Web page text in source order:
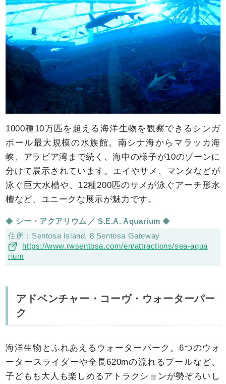
1000種10万匹を超える海洋生物を観察できるシンガ
ポール最大規模の水族館。南シナ海からマラッカ海
峡、アラビア湾まで続く、海中の様子が10のゾーンに
分けて展示されています。エイやサメ、マンタなどが
泳ぐ巨大水槽や、12種200匹のサメが泳ぐアーチ形水
槽など、ユニークな展示が魅力です。
シー・アクアリウム
S.E.A. Aquarium
Sentosa Island, 8 Sentosa Gateway
https://www.rwsentosa.com/en/attractions/sea-aqua
rium
アドベンチャー・コーヴ・ウォーターパー
ク
海洋生物とふれあえるウォーターパーク。6つのウォ
ータースライダーや全長620mの流れるプールなど、
子どもも大人も楽しめるアトラクションが勢ぞろいし